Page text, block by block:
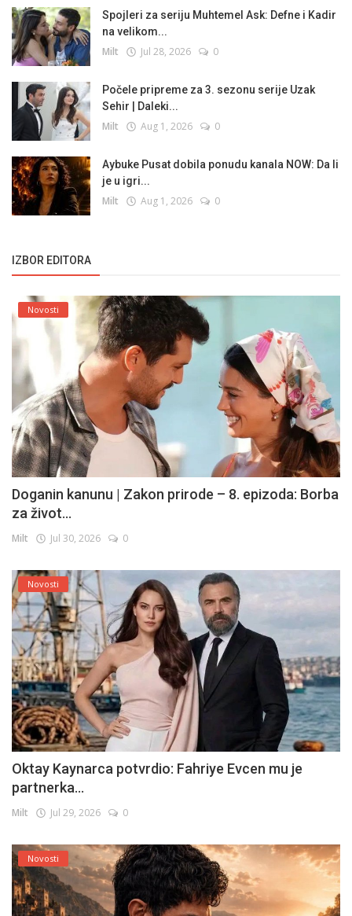
Spojleri za seriju Muhtemel Ask: Defne i Kadir
na velikom...
Milt Jul 28, 2026 0
Počele pripreme za 3. sezonu serije Uzak
Sehir | Daleki...
Milt Aug 1, 2026 0
Aybuke Pusat dobila ponudu kanala NOW: Da li
je u igri...
Milt Aug 1, 2026 0
IZBOR EDITORA
Novosti
Doganin kanunu | Zakon prirode – 8. epizoda: Borba
za život...
Milt Jul 30, 2026 0
Novosti
Oktay Kaynarca potvrdio: Fahriye Evcen mu je
partnerka...
Milt Jul 29, 2026 0
Novosti